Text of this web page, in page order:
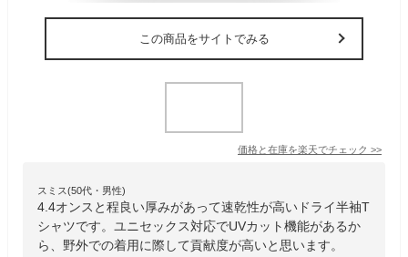
この商品をサイトでみる
価格と在庫を楽天でチェック >>
スミス(50代・男性)
4.4オンスと程良い厚みがあって速乾性が高いドライ半袖T
シャツです。ユニセックス対応でUVカット機能があるか
ら、野外での着用に際して貢献度が高いと思います。